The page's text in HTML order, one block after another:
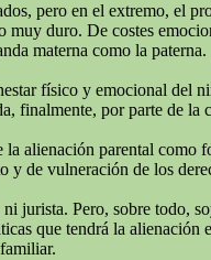
pero en el extremo, el
muy duro. De costes
materna como la paterna.
físico y emocional del
finalmente, por parte de
la alienación parental
de vulneración de los
jurista. Pero, sobre todo,
que tendrá la